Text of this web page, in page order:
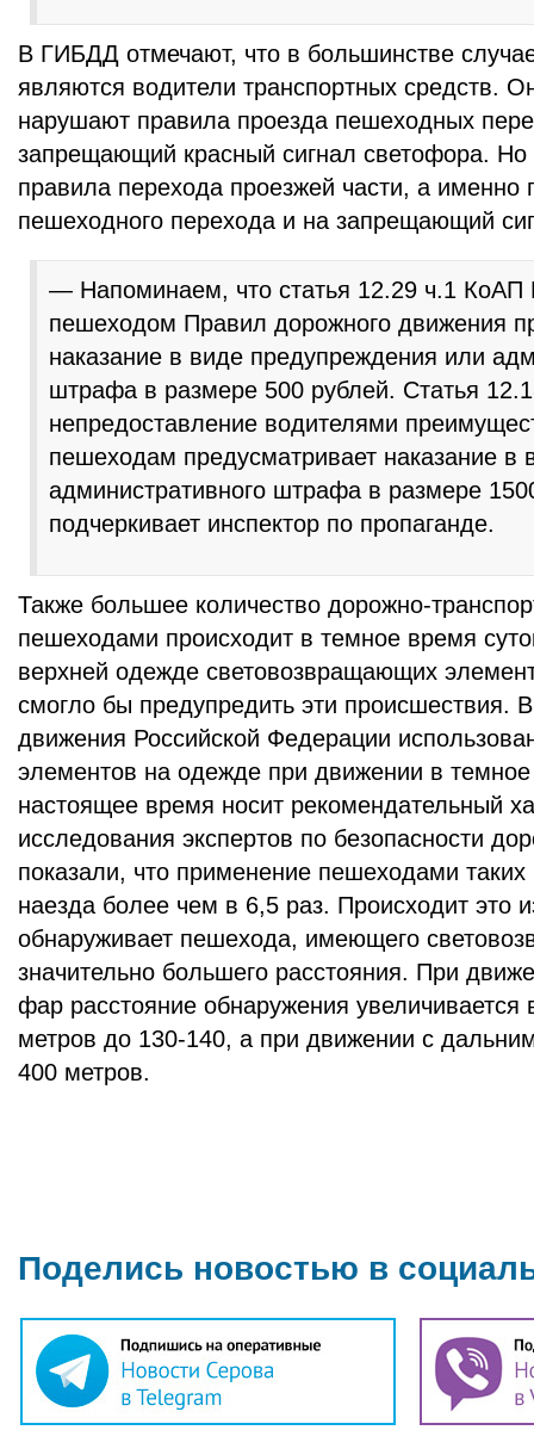
В ГИБДД отмечают, что в большинстве
являются водители транспортных средств.
нарушают правила проезда пешеходных
запрещающий красный сигнал светофора.
правила перехода проезжей части, а именно
пешеходного перехода и на запрещающий
— Напоминаем, что статья 12.29 ч.1 КоАП
пешеходом Правил дорожного движения
наказание в виде предупреждения или
штрафа в размере 500 рублей. Статья
непредоставление водителями
пешеходам предусматривает наказание в
административного штрафа в размере
подчеркивает инспектор по пропаганде.
Также большее количество дорожно-
пешеходами происходит в темное время
верхней одежде световозвращающих
смогло бы предупредить эти происшествия.
движения Российской Федерации
элементов на одежде при движении в темное
настоящее время носит рекомендательный
исследования экспертов по безопасности
показали, что применение пешеходами таких
наезда более чем в 6,5 раз. Происходит это
обнаруживает пешехода, имеющего
значительно большего расстояния. При
фар расстояние обнаружения увеличивается
метров до 130-140, а при движении с
400 метров.
Поделись новостью в